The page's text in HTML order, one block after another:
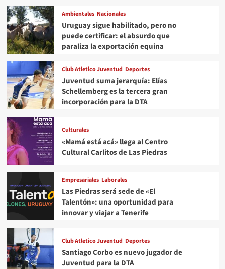
Ambientales Nacionales
Uruguay sigue habilitado, pero no
puede certificar: el absurdo que
paraliza la exportación equina
Club Atletico Juventud Deportes
Juventud suma jerarquía: Elías
Schellemberg es la tercera gran
incorporación para la DTA
Culturales
«Mamá está acá» llega al Centro
Cultural Carlitos de Las Piedras
Empresariales Laborales
Las Piedras será sede de «El
Talentón»: una oportunidad para
innovar y viajar a Tenerife
Club Atletico Juventud Deportes
Santiago Corbo es nuevo jugador de
Juventud para la DTA